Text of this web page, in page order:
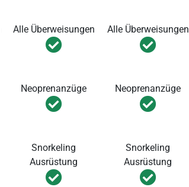
Alle Überweisungen Alle Überweisungen
Neoprenanzüge Neoprenanzüge
Snorkeling
Ausrüstung
Snorkeling
Ausrüstung